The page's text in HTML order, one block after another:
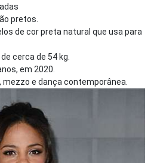
pretos.
de cor preta natural que usa para
cerca de 54 kg.
em 2020.
e dança contemporânea.